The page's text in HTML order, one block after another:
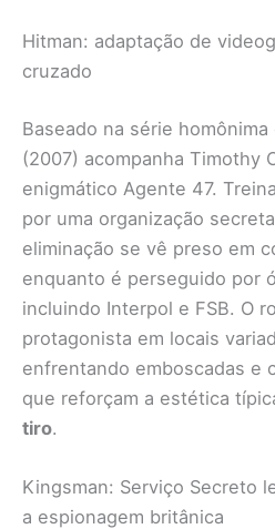
Hitman: adaptação de
cruzado
Baseado na série homônima
(2007) acompanha Timothy
enigmático Agente 47.
por uma organização
eliminação se vê preso em
enquanto é perseguido por
incluindo Interpol e FSB. O
protagonista em locais
enfrentando emboscadas e
que reforçam a estética
tiro.
Kingsman: Serviço Secreto
a espionagem britânica